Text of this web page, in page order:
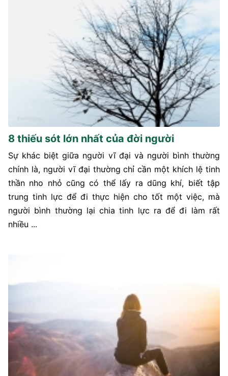
8 thiếu sót lớn nhất của đời người
Sự khác biệt giữa người vĩ đại và người bình thường
chính là, người vĩ đại thường chỉ cần một khích lệ tinh
thần nho nhỏ cũng có thể lấy ra dũng khí, biết tập
trung tinh lực để đi thực hiện cho tốt một việc, mà
người bình thường lại chia tinh lực ra để đi làm rất
nhiều ...